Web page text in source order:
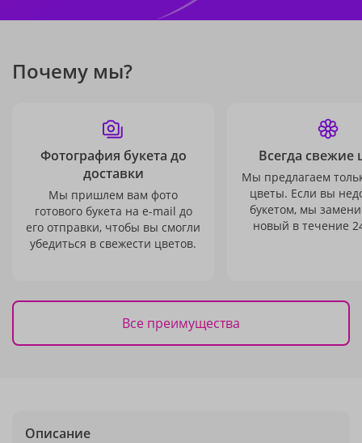
Почему мы?
Фотография букета до
доставки
Мы пришлем вам фото
готового букета на e-mail до
его отправки, чтобы вы смогли
убедиться в свежести цветов.
Всегда свежие
Мы предлагаем
цветы. Если вы
букетом, мы
новый в течение
Все преимущества
Описание